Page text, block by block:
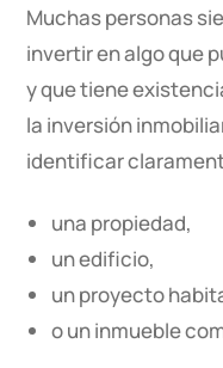
Muchas personas
invertir en algo que
y que tiene
la inversión
identificar
una propiedad,
un edificio,
un proyecto
o un inmueble